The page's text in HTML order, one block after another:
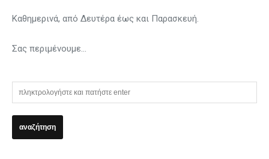
Καθημερινά, από Δευτέρα έως και Παρασκευή.
Σας περιμένουμε…